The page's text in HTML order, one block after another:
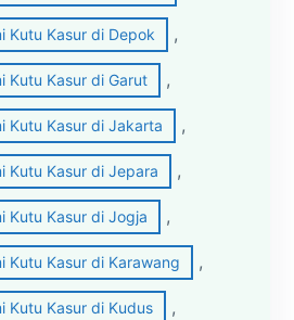
Kutu Kasur di Depok ,
Kutu Kasur di Garut ,
Kutu Kasur di Jakarta ,
Kutu Kasur di Jepara ,
Kutu Kasur di Jogja ,
Kutu Kasur di Karawang ,
Kutu Kasur di Kudus ,